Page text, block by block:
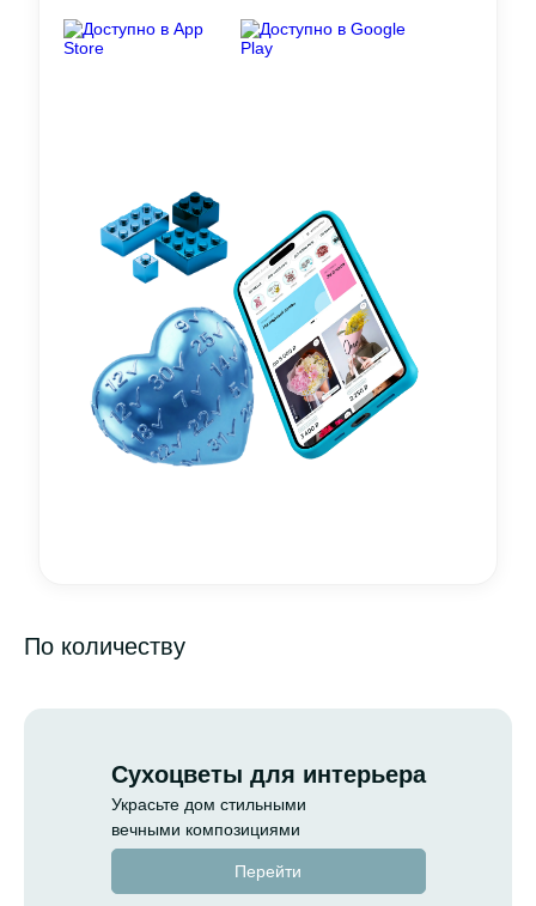
По количеству
Сухоцветы для интерьера
Украсьте дом стильными
вечными композициями
Перейти